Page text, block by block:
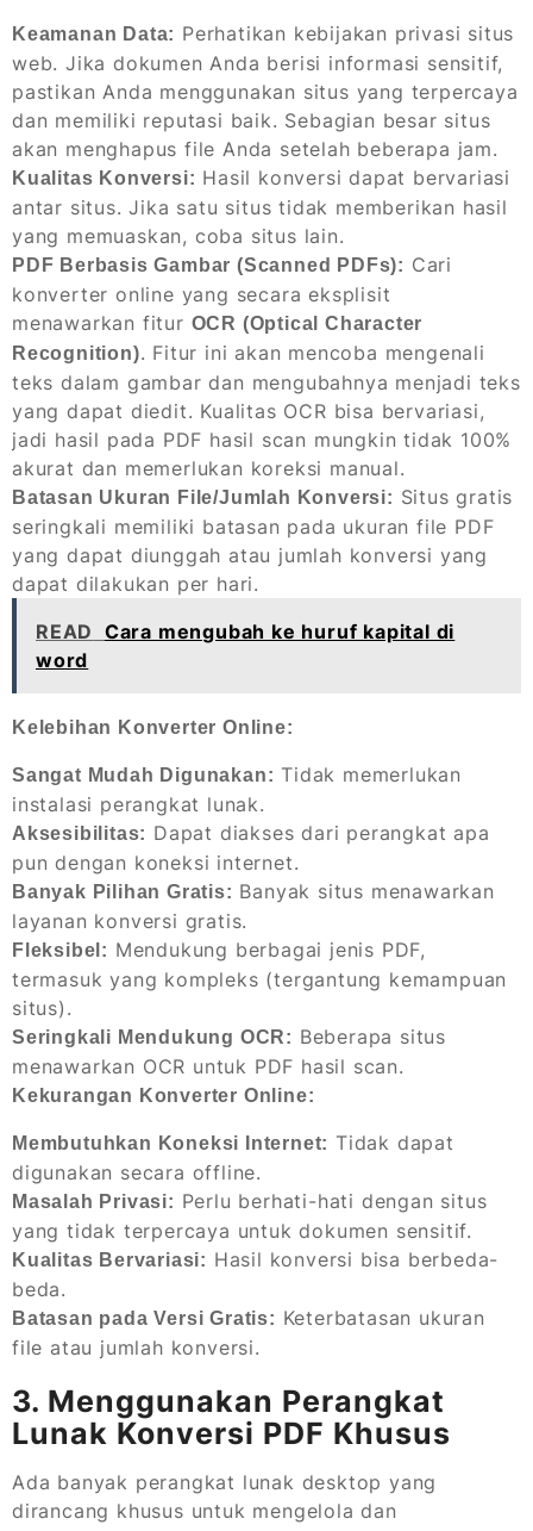
Keamanan Data: Perhatikan kebijakan privasi situs
web. Jika dokumen Anda berisi informasi sensitif,
pastikan Anda menggunakan situs yang terpercaya
dan memiliki reputasi baik. Sebagian besar situs
akan menghapus file Anda setelah beberapa jam.
Kualitas Konversi: Hasil konversi dapat bervariasi
antar situs. Jika satu situs tidak memberikan hasil
yang memuaskan, coba situs lain.
PDF Berbasis Gambar (Scanned PDFs): Cari
konverter online yang secara eksplisit
menawarkan fitur OCR (Optical Character
Recognition). Fitur ini akan mencoba mengenali
teks dalam gambar dan mengubahnya menjadi teks
yang dapat diedit. Kualitas OCR bisa bervariasi,
jadi hasil pada PDF hasil scan mungkin tidak 100%
akurat dan memerlukan koreksi manual.
Batasan Ukuran File/Jumlah Konversi: Situs gratis
seringkali memiliki batasan pada ukuran file PDF
yang dapat diunggah atau jumlah konversi yang
dapat dilakukan per hari.
READ Cara mengubah ke huruf kapital di
word
Kelebihan Konverter Online:
Sangat Mudah Digunakan: Tidak memerlukan
instalasi perangkat lunak.
Aksesibilitas: Dapat diakses dari perangkat apa
pun dengan koneksi internet.
Banyak Pilihan Gratis: Banyak situs menawarkan
layanan konversi gratis.
Fleksibel: Mendukung berbagai jenis PDF,
termasuk yang kompleks (tergantung kemampuan
situs).
Seringkali Mendukung OCR: Beberapa situs
menawarkan OCR untuk PDF hasil scan.
Kekurangan Konverter Online:
Membutuhkan Koneksi Internet: Tidak dapat
digunakan secara offline.
Masalah Privasi: Perlu berhati-hati dengan situs
yang tidak terpercaya untuk dokumen sensitif.
Kualitas Bervariasi: Hasil konversi bisa berbeda-
beda.
Batasan pada Versi Gratis: Keterbatasan ukuran
file atau jumlah konversi.
3. Menggunakan Perangkat
Lunak Konversi PDF Khusus
Ada banyak perangkat lunak desktop yang
dirancang khusus untuk mengelola dan